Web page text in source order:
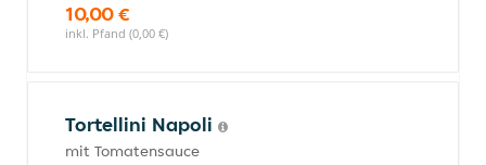
10,00 €
inkl. Pfand (0,00 €)
Tortellini Napoli
mit Tomatensauce